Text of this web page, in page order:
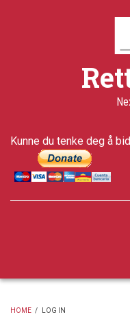
Kunne du tenke deg å
HOME / LOG IN